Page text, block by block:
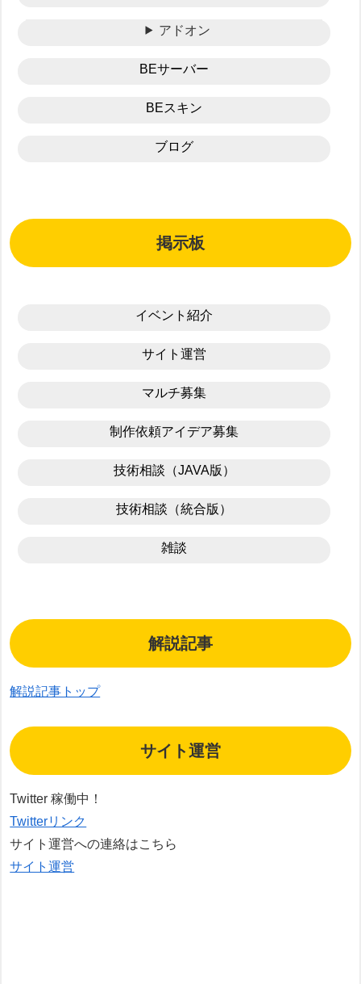
アドオン
BEサーバー
BEスキン
ブログ
掲示板
イベント紹介
サイト運営
マルチ募集
制作依頼アイデア募集
技術相談（JAVA版）
技術相談（統合版）
雑談
解説記事
解説記事トップ
サイト運営
Twitter 稼働中！
Twitterリンク
サイト運営への連絡はこちら
サイト運営